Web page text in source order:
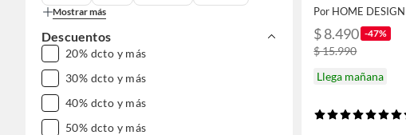
Mostrar más
Descuentos
20% dcto y más
30% dcto y más
40% dcto y más
50% dcto y más
Por HOME DESIGN
$ 8.490 -47%
$ 15.990
Llega mañana